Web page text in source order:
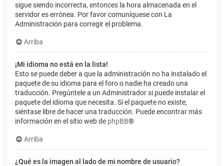
sigue siendo incorrecta, entonces la hora almacenada en el
servidor es errónea. Por favor comuníquese con La
Administración para corregir el problema.
Arriba
¡Mi idioma no está en la lista!
Esto se puede deber a que la administración no ha instalado el
paquete de su idioma para el foro o nadie ha creado una
traducción. Pregúntele a un Administrador si puede instalar el
paquete del idioma que necesita. Si el paquete no existe,
siéntase libre de hacer una traducción. Puede encontrar más
información en el sitio web de phpBB®
Arriba
¿Qué es la imagen al lado de mi nombre de usuario?